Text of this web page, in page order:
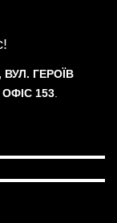
ГЕРОЇВ
ОФІС 153.